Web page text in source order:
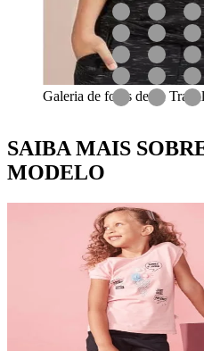
Galeria de fotos desse
SAIBA MAIS
MODELO